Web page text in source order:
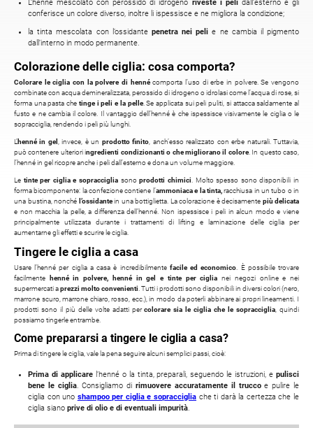
L’henné mescolato con perossido di idrogeno riveste i pelidall’esterno e gli
conferisce un colore diverso, inoltre li ispessisce e ne migliora la condizione;
la tinta mescolata con l’ossidante penetra nei peli e ne cambia il pigmento
dall’interno in modo permanente.
Colorazione delle ciglia: cosa comporta?
Colorare le ciglia con la polvere di hennécomporta l’uso di erbe in polvere. Se vengono
combinate con acqua demineralizzata, perossido di idrogeno o idrolasi come l’acqua di rose, si
forma una pasta che tinge i peli e la pelle. Se applicata sui peli puliti, si attacca saldamente al
fusto e ne cambia il colore. Il vantaggio dell’henné è che ispessisce visivamente le ciglia o le
sopracciglia, rendendo i peli più lunghi.
L’henné in gel , invece, è un prodotto finito , anch’esso realizzato con erbe naturali. Tuttavia,
può contenere ulteriori ingredienti condizionanti o che migliorano il colore. In questo caso,
l’henné in gel ricopre anche i peli dall’esterno e dona un volume maggiore.
Le tinte per ciglia e sopracciglia sonoprodotti chimici . Molto spesso sono disponibili in
forma bicomponente: la confezione contiene l’ammoniaca e la tinta,racchiusa in un tubo o in
una bustina, nonché l’ossidantein una bottiglietta. La colorazione è decisamente più delicata
e non macchia la pelle, a differenza dell’henné. Non ispessisce i peli in alcun modo e viene
principalmente utilizzata durante i trattamenti di lifting e laminazione delle ciglia per
aumentarne gli effetti e scurire le ciglia.
Tingere le ciglia a casa
Usare l’henné per ciglia a casa è incredibilmente facile ed economico . È possibile trovare
facilmente
henné in polvere, henné in gel e tinte per ciglia nei negozi online e nei
supermercati aprezzi molto convenienti . Tutti i prodotti sono disponibili in diversi colori (nero,
marrone scuro, marrone chiaro, rosso, ecc.), in modo da poterli abbinare ai propri lineamenti. I
prodotti sono il più delle volte adatti percolorare sia le ciglia che le sopracciglia , quindi
possiamo tingerle entrambe.
Come prepararsi a tingere le ciglia a casa?
Prima di tingere le ciglia, vale la pena seguire alcuni semplici passi, cioè:
Prima di applicarel’henné o la tinta, preparali, seguendo le istruzioni, epulisci
bene le ciglia. Consigliamo dirimuovere accuratamente il truccoe pulire le
ciglia con uno shampoo per ciglia e sopracciglia che ti darà la certezza che le
ciglia siano prive di olio e di eventuali impurità.